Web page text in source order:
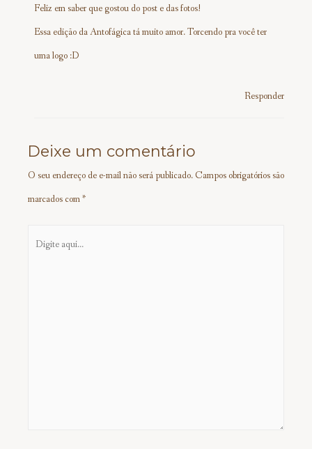
Feliz em saber que gostou do post e das fotos!
Essa edição da Antofágica tá muito amor. Torcendo pra você ter
uma logo :D
Responder
Deixe um comentário
O seu endereço de e-mail não será publicado. Campos obrigatórios são
marcados com*